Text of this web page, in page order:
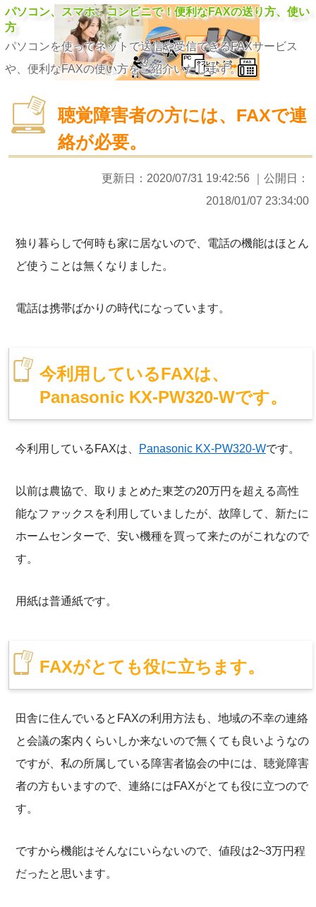
パソコン、スマホ、コンビニで！便利なFAXの送り方、使い
方
パソコンを使ってネットで送信や受信できるFAXサービス
や、便利なFAXの使い方をご紹介いたします。
聴覚障害者の方には、FAXで連
絡が必要。
更新日： 2020/07/31 19:42:56 ｜公開日：
2018/01/07 23:34:00
独り暮らしで何時も家に居ないので、電話の機能はほとん
ど使うことは無くなりました。
電話は携帯ばかりの時代になっています。
今利用しているFAXは、
Panasonic KX-PW320-Wです。
今利用しているFAXは、 Panasonic KX-PW320-Wです。
以前は農協で、取りまとめた東芝の20万円を超える高性
能なファックスを利用していましたが、故障して、新たに
ホームセンターで、安い機種を買って来たのがこれなので
す。
用紙は普通紙です。
FAXがとても役に立ちます。
田舎に住んでいるとFAXの利用方法も、地域の不幸の連絡
と会議の案内くらいしか来ないので無くても良いようなの
ですが、私の所属している障害者協会の中には、聴覚障害
者の方もいますので、連絡にはFAXがとても役に立つので
す。
ですから機能はそんなにいらないので、値段は2~3万円程
だったと思います。